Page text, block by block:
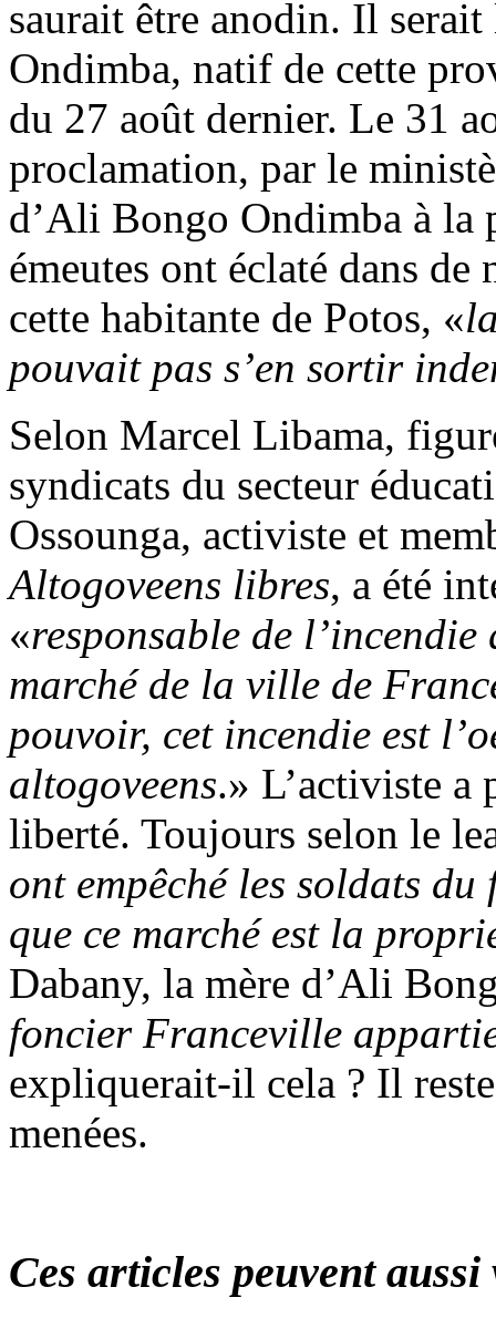
saurait être anodin. Il
Ondimba, natif de cette
du 27 août dernier. Le 31
proclamation, par le
d’Ali Bongo Ondimba à la
émeutes ont éclaté dans
cette habitante de Potos, «
pouvait pas s’en sortir
Selon Marcel Libama,
syndicats du secteur
Ossounga, activiste et
Altogoveens libres, a été
«responsable de
marché de la ville de
pouvoir, cet incendie est
altogoveens.» L’activiste a
liberté. Toujours selon le
ont empêché les soldats
que ce marché est la
Dabany, la mère d’Ali
foncier Franceville
expliquerait-il cela ? Il
menées.
Ces articles peuvent